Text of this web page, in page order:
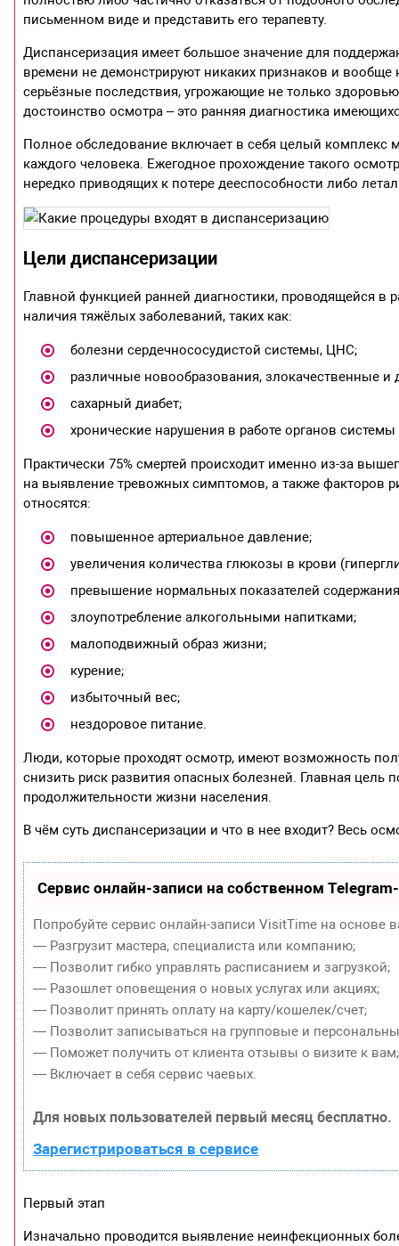
письменном виде и представить его терапевту.
Диспансеризация имеет большое значение для
времени не демонстрируют никаких признаков и
серьёзные последствия, угрожающие не только
достоинство осмотра – это ранняя диагностика
Полное обследование включает в себя целый комплекс
каждого человека. Ежегодное прохождение такого
нередко приводящих к потере дееспособности либо
Цели диспансеризации
Главной функцией ранней диагностики, проводящейся в
наличия тяжёлых заболеваний, таких как:
болезни сердечнососудистой системы, ЦНС;
различные новообразования, злокачественные и
сахарный диабет;
хронические нарушения в работе органов
Практически 75% смертей происходит именно из-за
на выявление тревожных симптомов, а также факторов
относятся:
повышенное артериальное давление;
увеличения количества глюкозы в крови
превышение нормальных показателей содержания
злоупотребление алкогольными напитками;
малоподвижный образ жизни;
курение;
избыточный вес;
нездоровое питание.
Люди, которые проходят осмотр, имеют возможность
снизить риск развития опасных болезней. Главная
продолжительности жизни населения.
В чём суть диспансеризации и что в нее входит? Весь
Сервис онлайн-записи на собственном
Попробуйте сервис онлайн-записи VisitTime на основе
— Разгрузит мастера, специалиста или компанию;
— Позволит гибко управлять расписанием и загрузкой;
— Разошлет оповещения о новых услугах или акциях;
— Позволит принять оплату на карту/кошелек/счет;
— Позволит записываться на групповые и
— Поможет получить от клиента отзывы о визите к вам;
— Включает в себя сервис чаевых.
Для новых пользователей первый месяц бесплатно.
Зарегистрироваться в сервисе
Первый этап
Изначально проводится выявление неинфекционных